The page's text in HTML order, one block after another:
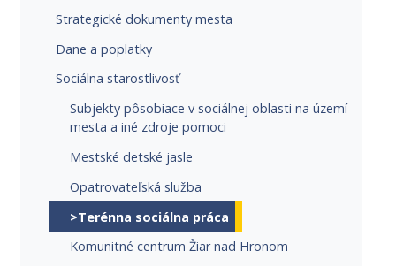
Strategické dokumenty mesta
Dane a poplatky
Sociálna starostlivosť
Subjekty pôsobiace v sociálnej oblasti na území
mesta a iné zdroje pomoci
Mestské detské jasle
Opatrovateľská služba
>Terénna sociálna práca
Komunitné centrum Žiar nad Hronom